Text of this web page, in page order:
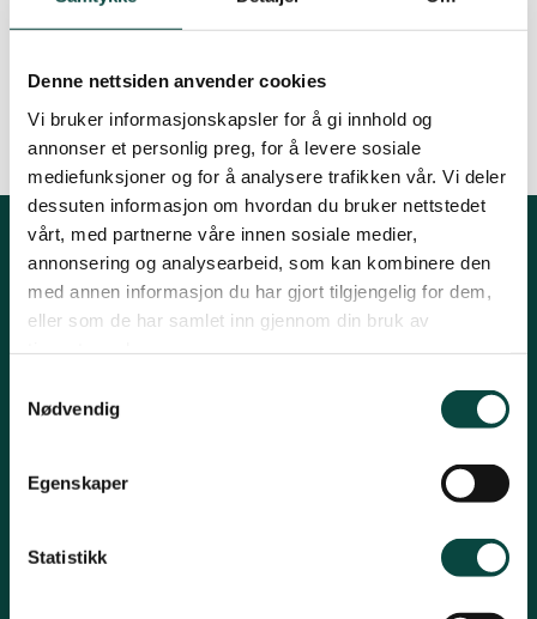
Denne nettsiden anvender cookies
Vi bruker informasjonskapsler for å gi innhold og
annonser et personlig preg, for å levere sosiale
mediefunksjoner og for å analysere trafikken vår. Vi deler
dessuten informasjon om hvordan du bruker nettstedet
vårt, med partnerne våre innen sosiale medier,
annonsering og analysearbeid, som kan kombinere den
med annen informasjon du har gjort tilgjengelig for dem,
eller som de har samlet inn gjennom din bruk av
Nødvendig
Egenskaper
Statistikk
Støtt oss
Trøndelag
Telemark
Troms
Vestfold
Østfold
Step-by-step guide for att legge til
Kontakt oss
Mariboes gate 8, 0183 Oslo
Telefon: (+47) 23 10 96 10
Giverkonto: 7874 0555986
Vipps: 13042